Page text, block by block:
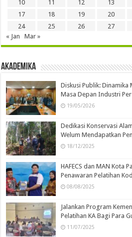
10
11 12 13
17
18 19 20
24
25 26 27
« Jan
Mar »
Akademika
Diskusi Publik: Dinamika
Masa Depan Industri
19/05/2026
Dedikasi Konservasi
Welum Mendapatkan
18/12/2025
HAFECS dan MAN Kota
Penawaran Pelatihan
08/08/2025
Jalankan Program
Pelatihan KA Bagi Para
11/07/2025